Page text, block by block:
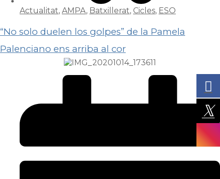
Actualitat, AMPA, Batxillerat, Cicles, ESO
“No solo duelen los golpes” de la Pamela
Palenciano ens arriba al cor